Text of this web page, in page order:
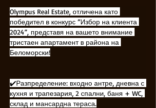
Olympus Real Estate, отличена като
победител в конкурс ”Избор на клиента
2024”, представя на вашето внимание
тристаен апартамент в района на
Беломорски!
✔️Разпределение: входно антре, дневна с
кухня и трапезария, 2 спални, баня + WC,
склад и мансардна тераса.